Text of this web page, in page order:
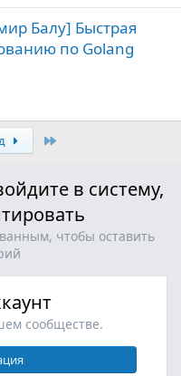
Балу] Быстрая
по Golang
в систему,
чтобы оставить
сообществе.